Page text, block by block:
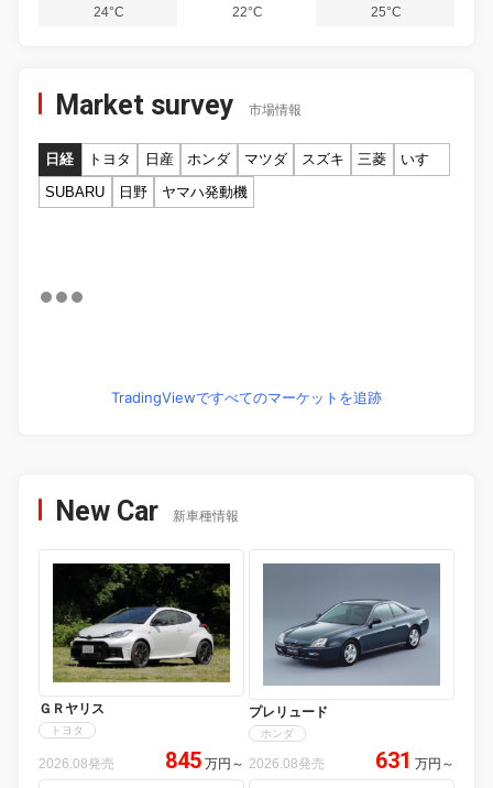
24°C
22°C
25°C
Market survey 市場情報
日経 トヨタ 日産 ホンダ マツダ スズキ 三菱
いすゞ
SUBARU
日野 ヤマハ発動機
TradingViewですべてのマーケットを追跡
New Car 新車種情報
ＧＲヤリス
トヨタ
2026.08発売 845 万円 ～
プレリュード
ホンダ
2026.08発売 631 万円 ～